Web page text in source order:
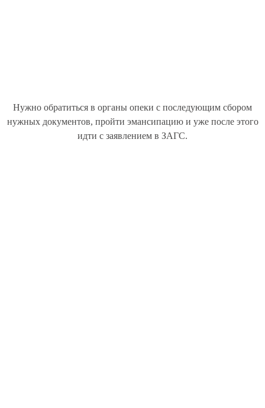
Нужно обратиться в органы опеки с последующим сбором
нужных документов, пройти эмансипацию и уже после этого
идти с заявлением в ЗАГС.